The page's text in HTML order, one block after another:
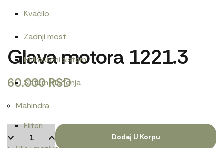
Kvačilo
Zadnji most
Hidraulični sistem
Sistem hlađenja
Mahindra
Filteri
Glava motora 1221.3
60.000RSD
Dodaj U Korpu